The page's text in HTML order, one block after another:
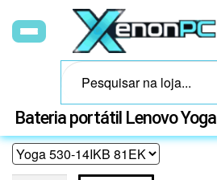
Bateria portátil Lenovo Yoga